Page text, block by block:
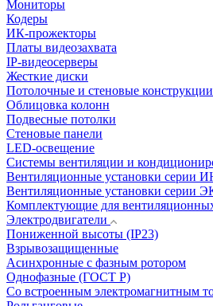
Мониторы
Кодеры
ИК-прожекторы
Платы видеозахвата
IP-видеосерверы
Жесткие диски
Потолочные и стеновые конструкции
Облицовка колонн
Подвесные потолки
Стеновые панели
LED-освещение
Системы вентиляции и
Вентиляционные установки серии
Вентиляционные установки серии
Комплектующие для
Электродвигатели
Пониженной высоты (IP23)
Взрывозащищенные
Асинхронные с фазным ротором
Однофазные (ГОСТ Р)
Со встроенным электромагнитным